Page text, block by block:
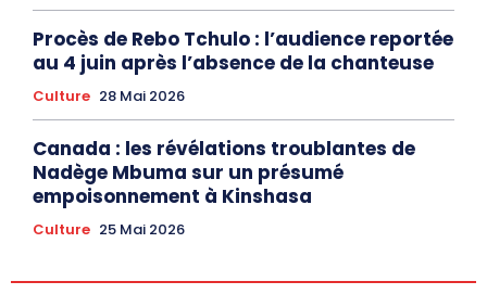
Procès de Rebo Tchulo : l’audience reportée
au 4 juin après l’absence de la chanteuse
Culture 28 Mai 2026
Canada : les révélations troublantes de
Nadège Mbuma sur un présumé
empoisonnement à Kinshasa
Culture 25 Mai 2026